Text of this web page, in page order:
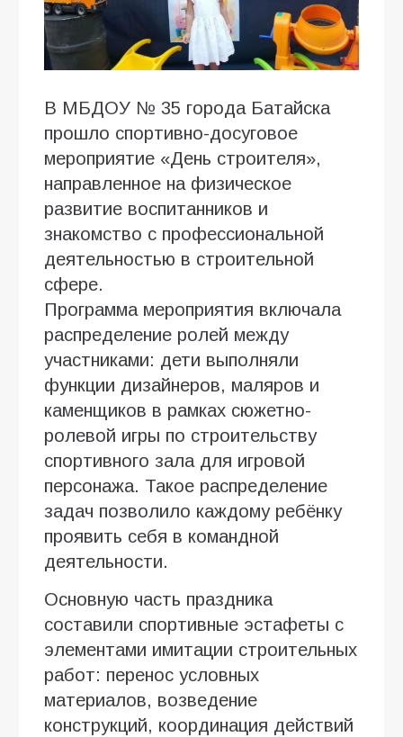
В МБДОУ № 35 города Батайска
прошло спортивно-досуговое
мероприятие «День строителя»,
направленное на физическое
развитие воспитанников и
знакомство с профессиональной
деятельностью в строительной
сфере.
Программа мероприятия включала
распределение ролей между
участниками: дети выполняли
функции дизайнеров, маляров и
каменщиков в рамках сюжетно-
ролевой игры по строительству
спортивного зала для игровой
персонажа. Такое распределение
задач позволило каждому ребёнку
проявить себя в командной
деятельности.
Основную часть праздника
составили спортивные эстафеты с
элементами имитации строительных
работ: перенос условных
материалов, возведение
конструкций, координация действий